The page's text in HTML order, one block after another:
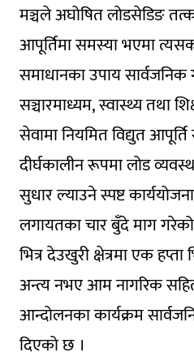
मञ्चले अघोषित लोडसेडिङ
आपूर्तिमा समस्या भएमा
समाधानका उपाय सार्वजनिक
सञ्चारमाध्यम, स्वास्थ्य तथा
सेवामा नियमित विद्युत आपूर्ति
दीर्घकालीन रूपमा लोड
सुधार ल्याउने स्पष्ट
लगायतका चार बुँदे माग
भित्र देउखुरी क्षेत्रमा एक
अन्त्य नभए आम नागरिक
आन्दोलनका कार्यक्रम
दिएको छ ।